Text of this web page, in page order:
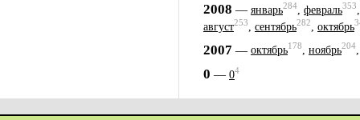
2008 — январь284 февраль353
август253 сентябрь282 октябрь
2007 — октябрь178, ноябрь204
0 — 04